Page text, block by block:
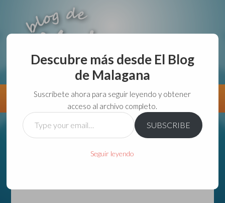
aunque lo haga de malas lo hago....
Información Directorio VivirGuadalajara
Descubre más desde El Blog
de Malagana
Suscríbete ahora para seguir leyendo y obtener
acceso al archivo completo.
Type
your
SUBSCRIBE
Seguir leyendo